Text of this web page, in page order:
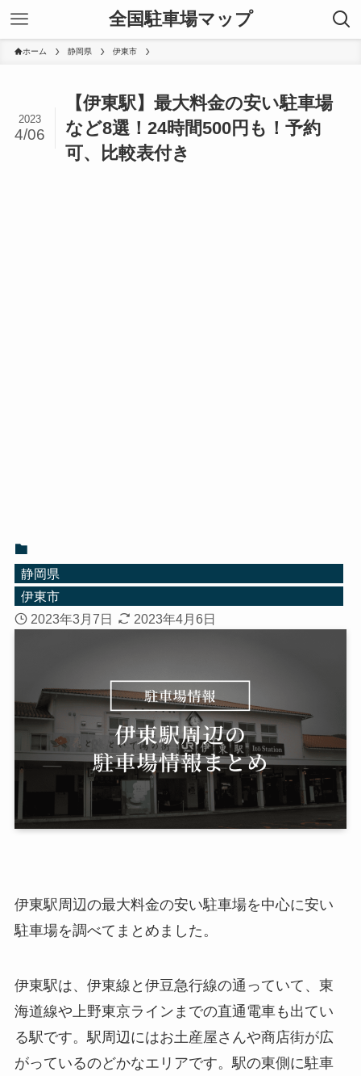
全国駐車場マップ
ホーム 静岡県 伊東市
【伊東駅】最大料金の安い駐車場
など8選！24時間500円も！予約
可、比較表付き
2023
4/06
静岡県
伊東市
2023年3月7日
2023年4月6日
伊東駅周辺の最大料金の安い駐車場を中心に安い
駐車場を調べてまとめました。
伊東駅は、伊東線と伊豆急行線の通っていて、東
海道線や上野東京ラインまでの直通電車も出てい
る駅です。駅周辺にはお土産屋さんや商店街が広
がっているのどかなエリアです。駅の東側に駐車